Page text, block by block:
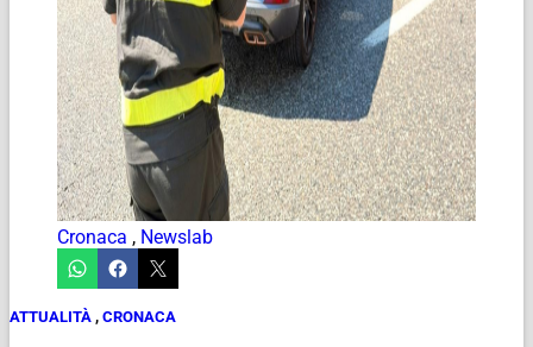
Cronaca , Newslab
ATTUALITÀ , CRONACA